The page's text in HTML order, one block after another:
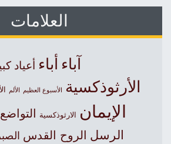
العلامات
آباءأباء أعياد
الأرثوذكسية الأسبوع العظيم الألم
الإيمان الارثوذكسية التواضع
الرسل الروح القدس الصبر